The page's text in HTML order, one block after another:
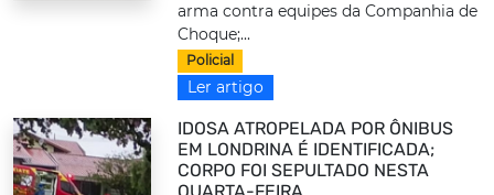
arma contra equipes da Companhia de
Choque;...
Policial
Ler artigo
IDOSA ATROPELADA POR ÔNIBUS
EM LONDRINA É IDENTIFICADA;
CORPO FOI SEPULTADO NESTA